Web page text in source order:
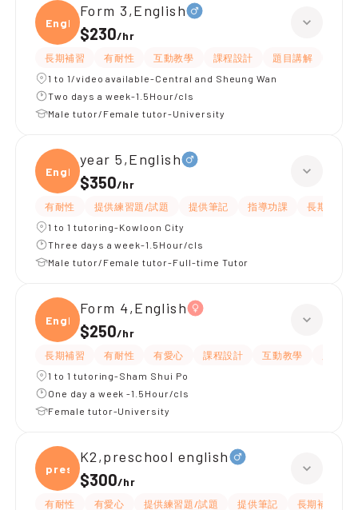
Engli
Form 3,English
$230/hr
長期補習 有耐性 互動教學 課程設計 題目講解
1 to 1/video available-Central and Sheung Wan
Two days a week-1.5Hour/cls
Male tutor/Female tutor-University
Engli
year 5,English
$350/hr
有耐性 提供練習題/試題 提供筆記 指導功課
長期補習
1 to 1 tutoring-Kowloon City
Three days a week-1.5Hour/cls
Male tutor/Female tutor-Full-time Tutor
Engli
Form 4,English
$250/hr
長期補習 有耐性 有愛心 課程設計 互動教學
1 to 1 tutoring-Sham Shui Po
One day a week -1.5Hour/cls
Female tutor-University
presc
K2,preschool english
$300/hr
有耐性 有愛心 提供練習題/試題 提供筆記
長期補習